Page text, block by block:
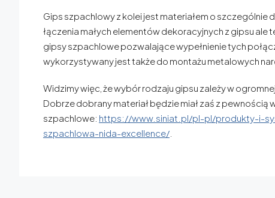
Gips szpachlowy z kolei jest materiałem o szczególnie
łączenia małych elementów dekoracyjnych z gipsu
gipsy szpachlowe pozwalające wypełnienie tych
wykorzystywany jest także do montażu metalowych
Widzimy więc, że wybór rodzaju gipsu zależy w
Dobrze dobrany materiał będzie miał zaś z
szpachlowe: https://www.siniat.pl/pl-pl/produkty-i-
szpachlowa-nida-excellence/